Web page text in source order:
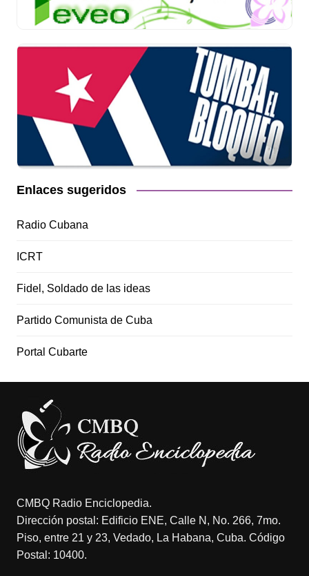
Enlaces sugeridos
Radio Cubana
ICRT
Fidel, Soldado de las ideas
Partido Comunista de Cuba
Portal Cubarte
CMBQ Radio Enciclopedia.
Dirección postal: Edificio ENE, Calle N, No. 266, 7mo.
Piso, entre 21 y 23, Vedado, La Habana, Cuba. Código
Postal: 10400.